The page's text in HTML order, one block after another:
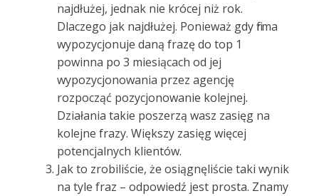
najdłużej, jednak nie krócej niż rok.
Dlaczego jak najdłużej. Ponieważ gdy firma
wypozycjonuje daną frazę do top 1
powinna po 3 miesiącach od jej
wypozycjonowania przez agencję
rozpocząć pozycjonowanie kolejnej.
Działania takie poszerzą wasz zasięg na
kolejne frazy. Większy zasięg więcej
potencjalnych klientów.
Jak to zrobiliście, że osiągnęliście taki wynik
na tyle fraz – odpowiedź jest prosta. Znamy